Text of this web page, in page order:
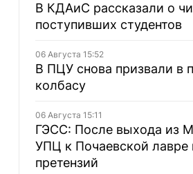
В КДАиС рассказали о
поступивших студентов
06 Августа 15:52
В ПЦУ снова призвали в
колбасу
06 Августа 15:11
ГЭСС: После выхода из
УПЦ к Почаевской лавре
претензий